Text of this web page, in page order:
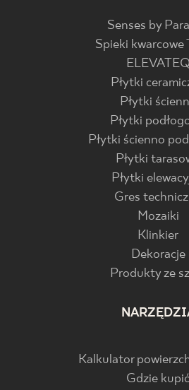
Senses by
Spieki kwarcowe
ELEVATEQ
Płytki
Płytki
Płytki
Płytki ścienno
Płytki
Płytki
Gres
Mozaiki
Klinkier
Dekoracje
Produkty ze
Kalkulator
Gdzie kupić